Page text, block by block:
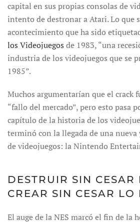
capital en sus propias consolas de
intento de destronar a Atari. Lo que
acontecimiento que ha sido
los Videojuegos de 1983, “una
industria de los videojuegos que se
1985”.
Muchos argumentarían que el crack
“fallo del mercado”, pero esto pasa
capítulo de la historia de los
terminó con la llegada de una
de videojuegos: la Nintendo
DESTRUIR SIN CESAR
CREAR SIN CESAR LO
El auge de la NES marcó el fin de la